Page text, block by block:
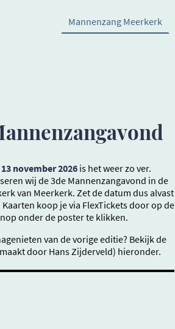
Mannenzang Meerkerk
november 2026is het weer zo ver.
wij de 3de Mannenzangavond in de
van Meerkerk. Zet de datum dus alvast
Kaarten koop je via FlexTickets door op de
onder de poster te klikken.
van de vorige editie? Bekijk de
door Hans Zijderveld) hieronder.